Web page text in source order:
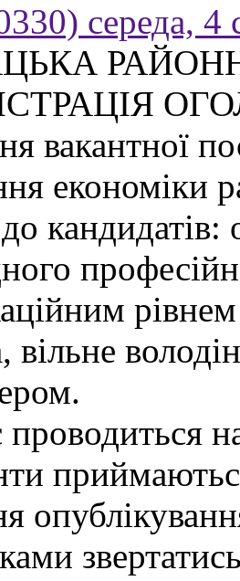
середа, 4
вакантної
економіки
кандидатів:
вільне